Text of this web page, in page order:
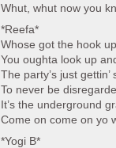
Whut, whut now you
*Reefa*
Whose got the hook
You oughta look up
The party’s just
To never be
It’s the underground
Come on come on yo
*Yogi B*